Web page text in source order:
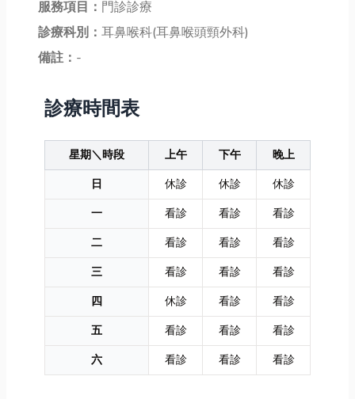
服務項目： 門診診療
診療科別： 耳鼻喉科(耳鼻喉頭頸外科)
備註： -
診療時間表
星期＼時段 上午 下午
晚上
日
休診 休診
休診
一
看診 看診
看診
二
看診 看診
看診
三
看診 看診
看診
四
休診 看診
看診
五
看診 看診
看診
六
看診 看診 看診